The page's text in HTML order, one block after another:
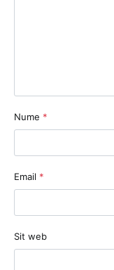
Nume *
Email *
Sit web